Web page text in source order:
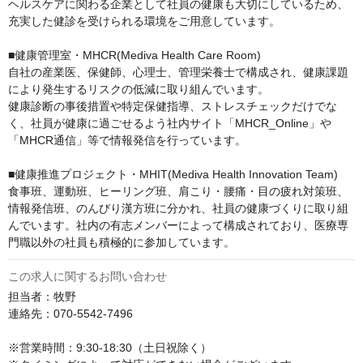
ヘルスケアに関わる企業として社員の健康も⼤切にしているため、
充実した健診を受けられる環境をご⽤意しています。
■健康管理室・MHCR(Mediva Health Care Room)
自社の産業医、保健師、心理士、管理栄養士で構成され、健康課題
により発生するリスクの低減に取り組んでいます。
健康診断の事後措置や特定保健指導、ストレスチェックだけでな
く、社員が健康に過ごせるよう社内サイト「MHCR_Online」や
「MHCR通信」等で情報発信を行っています。
■健康推進プロジェクト・MHIT(Mediva Health Innovation Team)
食事班、運動班、ヒーリング班、肩こり・腰痛・目の疲れ対策班、
情報発信班、のんびり漢方班に分かれ、社員の健康づくりに取り組
んでいます。社内の有志メンバーによって構成されており、医療専
門職以外の社員も積極的に参加しています。
この求人に関するお問い合わせ
担当者：牧野
連絡先：070-5542-7496
※営業時間：9:30-18:30（土日祝除く）